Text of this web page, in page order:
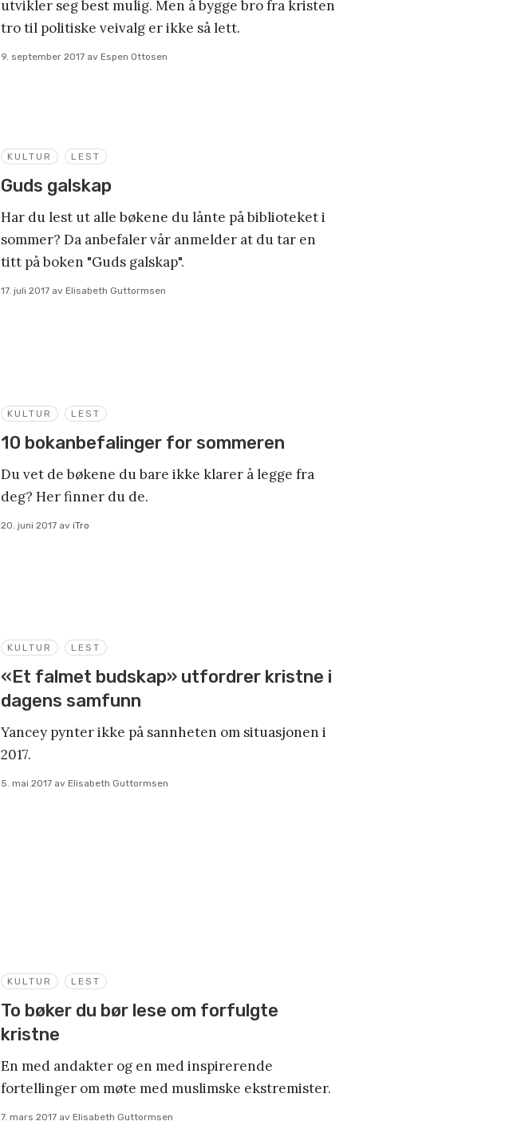
utvikler seg best mulig. Men å bygge bro fra kristen
tro til politiske veivalg er ikke så lett.
9. september 2017 av Espen Ottosen
KULTUR LEST
Guds galskap
Har du lest ut alle bøkene du lånte på biblioteket i
sommer? Da anbefaler vår anmelder at du tar en
titt på boken "Guds galskap".
17. juli 2017 av Elisabeth Guttormsen
KULTUR LEST
10 bokanbefalinger for sommeren
Du vet de bøkene du bare ikke klarer å legge fra
deg? Her finner du de.
20. juni 2017 av iTro
KULTUR LEST
«Et falmet budskap» utfordrer kristne i
dagens samfunn
Yancey pynter ikke på sannheten om situasjonen i
2017.
5. mai 2017 av Elisabeth Guttormsen
KULTUR LEST
To bøker du bør lese om forfulgte
kristne
En med andakter og en med inspirerende
fortellinger om møte med muslimske ekstremister.
7. mars 2017 av Elisabeth Guttormsen